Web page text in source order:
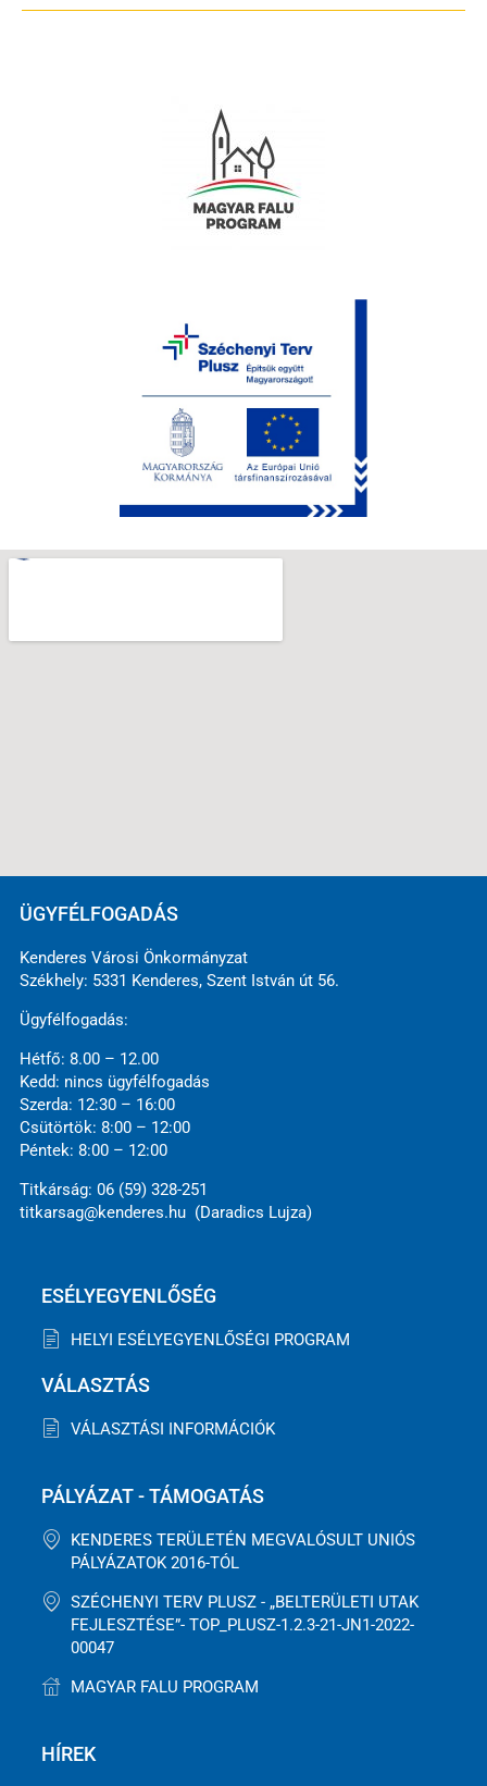
ÜGYFÉLFOGADÁS
Kenderes Városi Önkormányzat
Székhely: 5331 Kenderes, Szent István út 56.
Ügyfélfogadás:
Hétfő: 8.00 – 12.00
Kedd: nincs ügyfélfogadás
Szerda: 12:30 – 16:00
Csütörtök: 8:00 – 12:00
Péntek: 8:00 – 12:00
Titkárság: 06 (59) 328-251
titkarsag@kenderes.hu (Daradics Lujza)
ESÉLYEGYENLŐSÉG
HELYI ESÉLYEGYENLŐSÉGI PROGRAM
VÁLASZTÁS
VÁLASZTÁSI INFORMÁCIÓK
PÁLYÁZAT - TÁMOGATÁS
KENDERES TERÜLETÉN MEGVALÓSULT UNIÓS
PÁLYÁZATOK 2016-TÓL
SZÉCHENYI TERV PLUSZ - „BELTERÜLETI UTAK
FEJLESZTÉSE”- TOP_PLUSZ-1.2.3-21-JN1-2022-
00047
MAGYAR FALU PROGRAM
HÍREK